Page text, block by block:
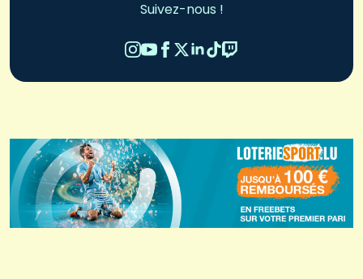
Suivez-nous !